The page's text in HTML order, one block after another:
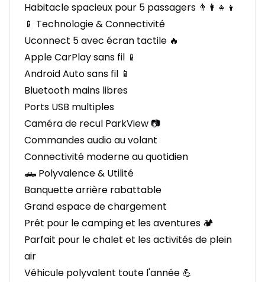
Habitacle spacieux pour 5 passagers 👨‍👩‍👧‍👦
📱 Technologie & Connectivité
Uconnect 5 avec écran tactile 🔥
Apple CarPlay sans fil 📱
Android Auto sans fil 📱
Bluetooth mains libres
Ports USB multiples
Caméra de recul ParkView 📷
Commandes audio au volant
Connectivité moderne au quotidien
🛻 Polyvalence & Utilité
Banquette arrière rabattable
Grand espace de chargement
Prêt pour le camping et les aventures 🏕️
Parfait pour le chalet et les activités de plein
air
Véhicule polyvalent toute l'année 💪